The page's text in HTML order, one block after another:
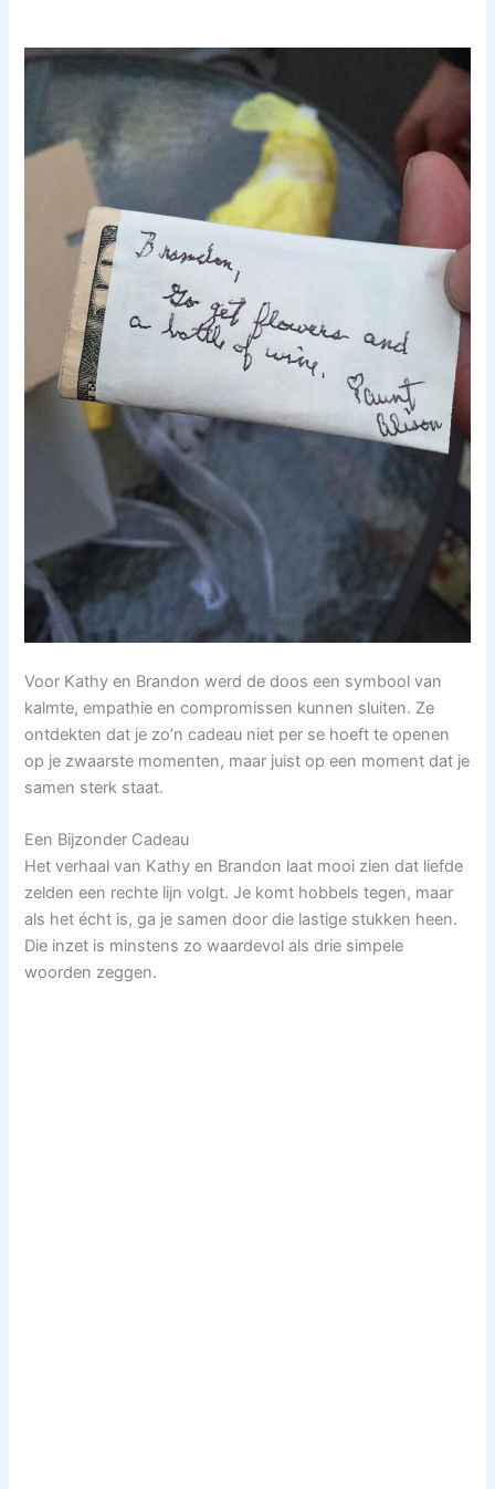
Voor Kathy en Brandon werd de doos een symbool van
kalmte, empathie en compromissen kunnen sluiten. Ze
ontdekten dat je zo’n cadeau niet per se hoeft te openen
op je zwaarste momenten, maar juist op een moment dat je
samen sterk staat.
Een Bijzonder Cadeau
Het verhaal van Kathy en Brandon laat mooi zien dat liefde
zelden een rechte lijn volgt. Je komt hobbels tegen, maar
als het écht is, ga je samen door die lastige stukken heen.
Die inzet is minstens zo waardevol als drie simpele
woorden zeggen.